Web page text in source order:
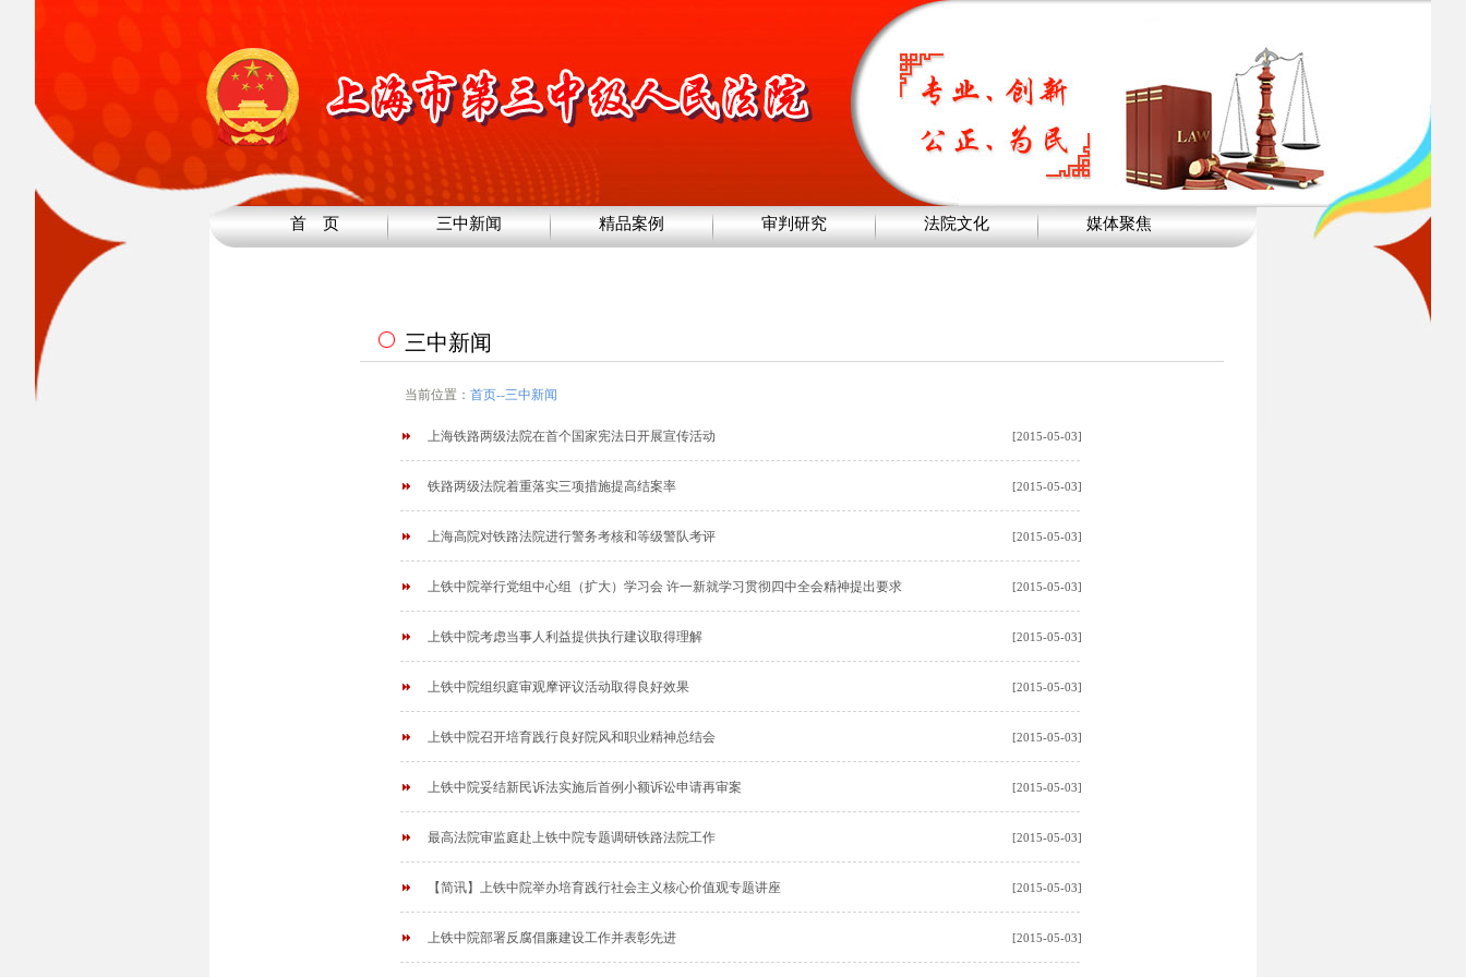
首 页 三中新闻 精品案例 审判研究 法院文化 媒体聚焦
三中新闻
当前位置： 首页--三中新闻
[2015-05-03]
上海铁路两级法院在首个国家宪法日开展宣传活动
[2015-05-03]
铁路两级法院着重落实三项措施提高结案率
[2015-05-03]
上海高院对铁路法院进行警务考核和等级警队考评
[2015-05-03]
上铁中院举行党组中心组（扩大）学习会 许一新就学习贯彻四中全会精神提出要求
[2015-05-03]
上铁中院考虑当事人利益提供执行建议取得理解
[2015-05-03]
上铁中院组织庭审观摩评议活动取得良好效果
[2015-05-03]
上铁中院召开培育践行良好院风和职业精神总结会
[2015-05-03]
上铁中院妥结新民诉法实施后首例小额诉讼申请再审案
[2015-05-03]
最高法院审监庭赴上铁中院专题调研铁路法院工作
[2015-05-03]
【简讯】上铁中院举办培育践行社会主义核心价值观专题讲座
[2015-05-03]
上铁中院部署反腐倡廉建设工作并表彰先进